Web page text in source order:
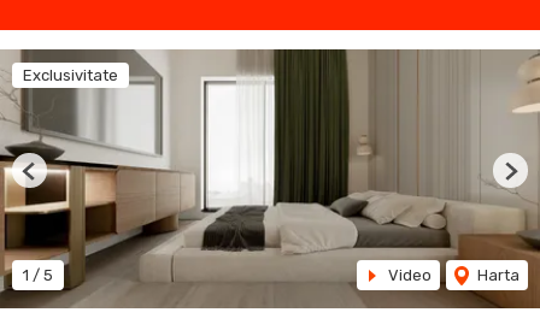
Exclusivitate
1 / 5 Video Harta
Previous